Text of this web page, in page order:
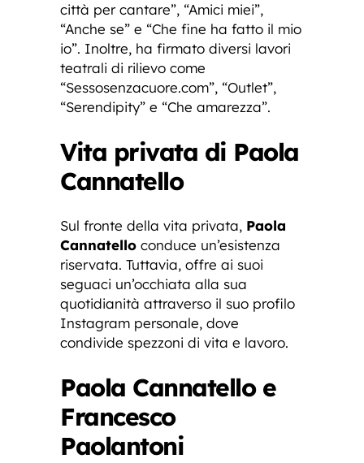
città per cantare”, “Amici miei”,
“Anche se” e “Che fine ha fatto il mio
io”. Inoltre, ha firmato diversi lavori
teatrali di rilievo come
“Sessosenzacuore.com”, “Outlet”,
“Serendipity” e “Che amarezza”.
Vita privata di Paola
Cannatello
Sul fronte della vita privata, Paola
Cannatello conduce un’esistenza
riservata. Tuttavia, offre ai suoi
seguaci un’occhiata alla sua
quotidianità attraverso il suo profilo
Instagram personale, dove
condivide spezzoni di vita e lavoro.
Paola Cannatello e
Francesco
Paolantoni